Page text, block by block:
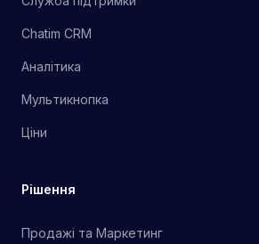
Chatim CRM
Аналітика
Мультикнопка
Ціни
Рішення
Продажі та Маркетинг